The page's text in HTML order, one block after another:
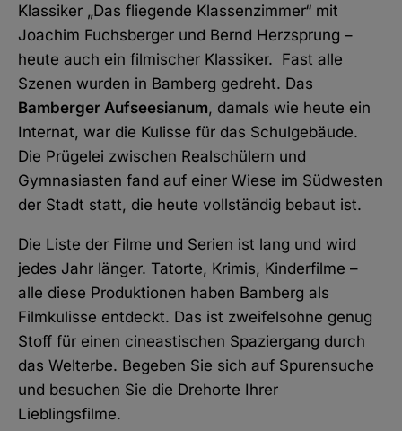
Klassiker „Das fliegende Klassenzimmer“ mit
Joachim Fuchsberger und Bernd Herzsprung –
heute auch ein filmischer Klassiker. Fast alle
Szenen wurden in Bamberg gedreht. Das
Bamberger Aufseesianum, damals wie heute ein
Internat, war die Kulisse für das Schulgebäude.
Die Prügelei zwischen Realschülern und
Gymnasiasten fand auf einer Wiese im Südwesten
der Stadt statt, die heute vollständig bebaut ist.
Die Liste der Filme und Serien ist lang und wird
jedes Jahr länger. Tatorte, Krimis, Kinderfilme –
alle diese Produktionen haben Bamberg als
Filmkulisse entdeckt. Das ist zweifelsohne genug
Stoff für einen cineastischen Spaziergang durch
das Welterbe. Begeben Sie sich auf Spurensuche
und besuchen Sie die Drehorte Ihrer
Lieblingsfilme.